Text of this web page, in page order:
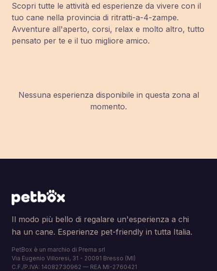
Scopri tutte le attività ed esperienze da vivere con il
tuo cane nella provincia di ritratti-a-4-zampe.
Avventure all'aperto, corsi, relax e molto altro, tutto
pensato per te e il tuo migliore amico.
Nessuna esperienza disponibile in questa zona al
momento.
Il modo più bello di regalare un'esperienza a chi
ha un cane. Esperienze pet-friendly in tutta Italia.
PetBox è un marchio di Prema srl
Via Eugenio Villoresi, 31 - 20091 Bresso (MI)
C.F./P.IVA: 14082730962 — REA MI-2760421